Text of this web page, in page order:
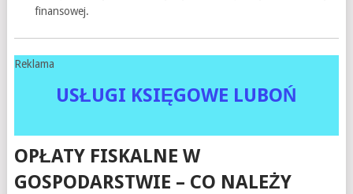
finansowej.
Reklama
USŁUGI KSIĘGOWE LUBOŃ
OPŁATY FISKALNE W
GOSPODARSTWIE – CO NALEŻY